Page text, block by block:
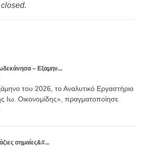
– Εξαμην...
του 2026, το Αναλυτικό Εργαστήριο
Ιω. Οικονομίδης», πραγματοποίησε
σημαίες&#...